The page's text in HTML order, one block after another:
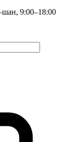
9:00–18:00